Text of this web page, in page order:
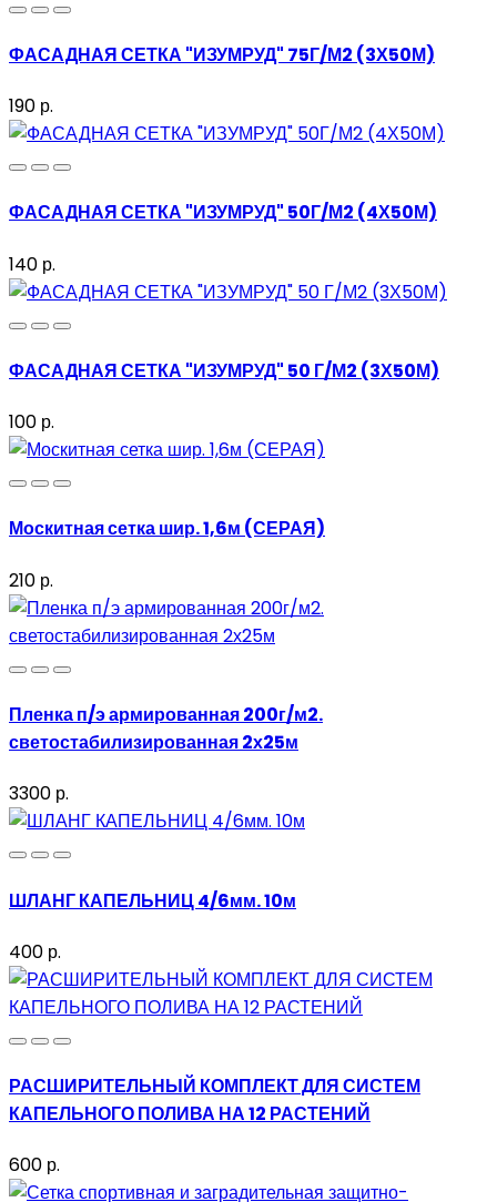
ФАСАДНАЯ СЕТКА "ИЗУМРУД" 75Г/М2 (3Х50М)
190 р.
ФАСАДНАЯ СЕТКА "ИЗУМРУД" 50Г/М2 (4Х50М)
140 р.
ФАСАДНАЯ СЕТКА "ИЗУМРУД" 50 Г/М2 (3Х50М)
100 р.
Москитная сетка шир. 1,6м (СЕРАЯ)
210 р.
Пленка п/э армированная 200г/м2.
светостабилизированная 2х25м
3300 р.
ШЛАНГ КАПЕЛЬНИЦ 4/6мм. 10м
400 р.
РАСШИРИТЕЛЬНЫЙ КОМПЛЕКТ ДЛЯ СИСТЕМ
КАПЕЛЬНОГО ПОЛИВА НА 12 РАСТЕНИЙ
600 р.